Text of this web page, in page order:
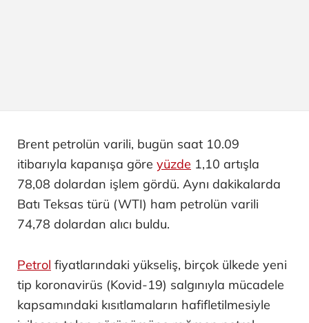
Brent petrolün varili, bugün saat 10.09
itibarıyla kapanışa göre yüzde 1,10 artışla
78,08 dolardan işlem gördü. Aynı dakikalarda
Batı Teksas türü (WTI) ham petrolün varili
74,78 dolardan alıcı buldu.
Petrol fiyatlarındaki yükseliş, birçok ülkede yeni
tip koronavirüs (Kovid-19) salgınıyla mücadele
kapsamındaki kısıtlamaların hafifletilmesiyle